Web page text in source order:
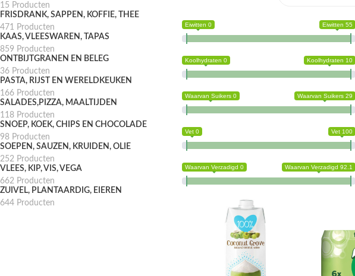
15 Producten
FRISDRANK, SAPPEN, KOFFIE, THEE
471 Producten
KAAS, VLEESWAREN, TAPAS
859 Producten
ONTBIJTGRANEN EN BELEG
36 Producten
PASTA, RIJST EN WERELDKEUKEN
166 Producten
SALADES,PIZZA, MAALTIJDEN
118 Producten
SNOEP, KOEK, CHIPS EN CHOCOLADE
98 Producten
SOEPEN, SAUZEN, KRUIDEN, OLIE
252 Producten
VLEES, KIP, VIS, VEGA
662 Producten
ZUIVEL, PLANTAARDIG, EIEREN
644 Producten
Eiwitten 0 Eiwitten 55
Koolhydraten 0 Koolhydraten 10
Waarvan Suikers 0 Waarvan Suikers 29
Vet 0 Vet 100
Waarvan Verzadigd 0 Waarvan Verzadigd 92.1